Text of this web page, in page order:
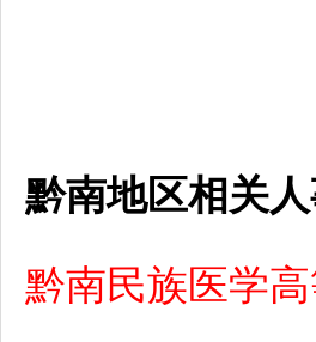
黔南地区相关
黔南民族医学